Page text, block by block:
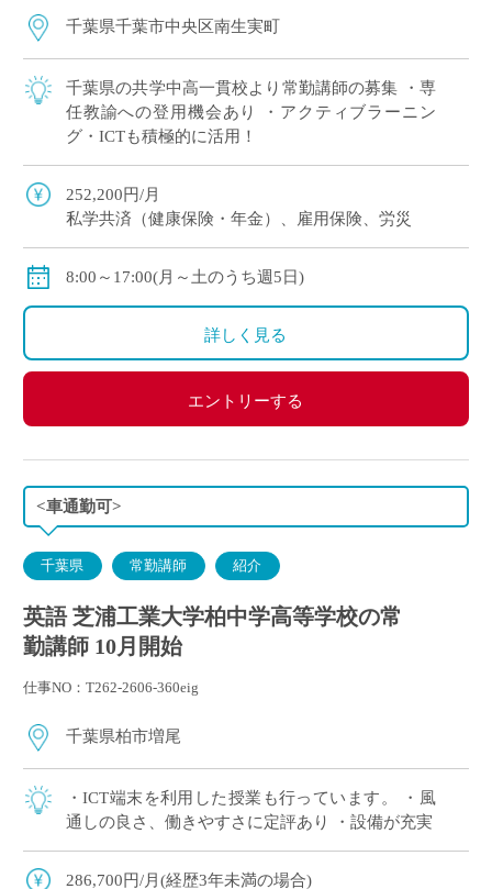
千葉県千葉市中央区南生実町
千葉県の共学中高一貫校より常勤講師の募集 ・専
任教諭への登用機会あり ・アクティブラーニン
グ・ICTも積極的に活用！
252,200円/月
私学共済（健康保険・年金）、雇用保険、労災
8:00～17:00(月～土のうち週5日)
詳しく見る
エントリーする
<車通勤可>
千葉県 常勤講師 紹介
英語 芝浦工業大学柏中学高等学校の常
勤講師 10月開始
仕事NO：T262-2606-360eig
千葉県柏市増尾
・ICT端末を利用した授業も行っています。 ・風
通しの良さ、働きやすさに定評あり ・設備が充実
286,700円/月(経歴3年未満の場合)